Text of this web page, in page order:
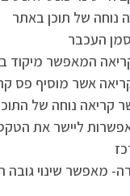
נוחה של תוכן באתר
העכבר
המאפשר מיקוד
אשר מוסיף פס
קריאה נוחה של
ליישר את
מאפשר שינוי גובה